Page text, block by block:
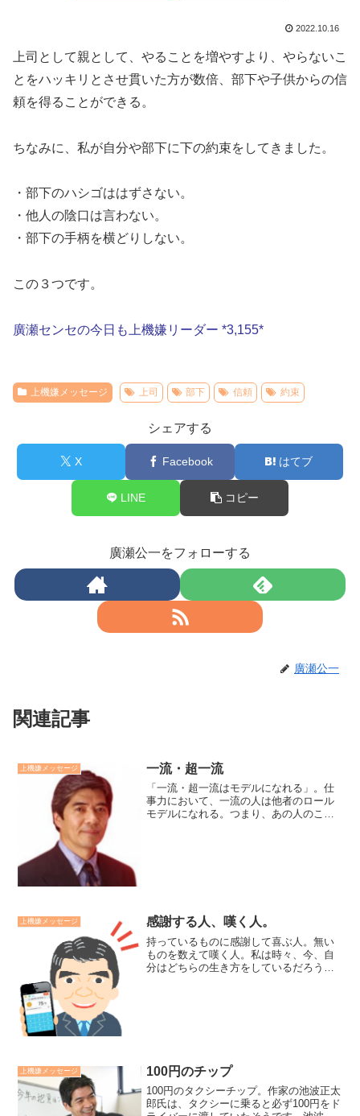
2022.10.16
上司として親として、やることを増やすより、やらないこ
とをハッキリとさせ貫いた方が数倍、部下や子供からの信
頼を得ることができる。
ちなみに、私が自分や部下に下の約束をしてきました。
・部下のハシゴははずさない。
・他人の陰口は言わない。
・部下の手柄を横どりしない。
この３つです。
廣瀬センセの今日も上機嫌リーダー *3,155*
上機嫌メッセージ 上司 部下 信頼 約束
シェアする
X Facebook はてブ
LINE コピー
廣瀬公一をフォローする
廣瀬公一
関連記事
上機嫌メッセージ 一流・超一流
「一流・超一流はモデルになれる」。仕
事力において、一流の人は他者のロール
モデルになれる。つまり、あの人のこう
上機嫌メッセージ 感謝する人、嘆く人。
持っているものに感謝して喜ぶ人。無い
ものを数えて嘆く人。私は時々、今、自
分はどちらの生き方をしているだろうか
上機嫌メッセージ 100円のチップ
100円のタクシーチップ。作家の池波正太
郎氏は、タクシーに乗ると必ず100円をド